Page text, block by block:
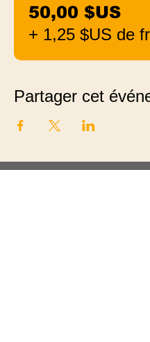
50,00 $US
+ 1,25 $US de
Partager cet